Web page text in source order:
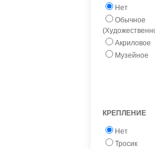
Нет
Обычное
Акриловое
Музейное
КРЕПЛЕНИЕ
Нет
Тросик